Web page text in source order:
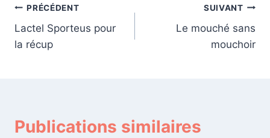
Navigation
de
PRÉCÉDENT
Lactel Sporteus pour
la récup
SUIVANT
Le mouché sans
mouchoir
Publications similaires